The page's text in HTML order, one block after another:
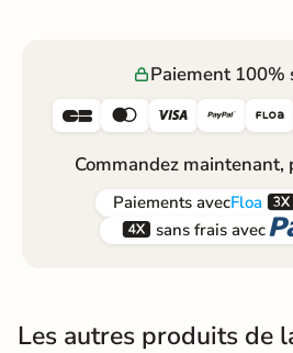
Paiement 100%
    
Commandez maintenant,
Paiements avecFloa
 sans frais avec
Les autres produits de